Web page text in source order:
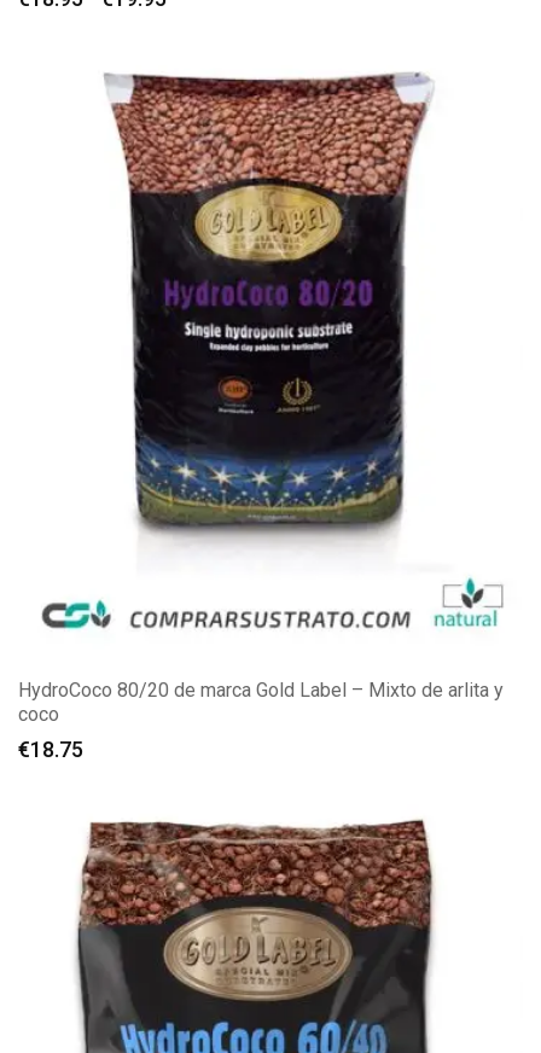
desde
€18.95
hasta
€19.95
HydroCoco 80/20 de marca Gold Label – Mixto de arlita y
coco
€18.75